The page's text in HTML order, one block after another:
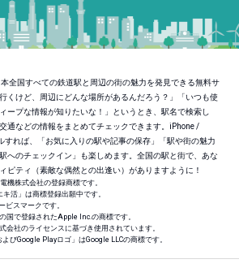
全国すべての鉄道駅と周辺の街の魅力を発見できる無料サ
くけど、周辺にどんな場所があるんだろう？」「いつも使
ープな情報が知りたいな！」というとき、駅名で検索し
通などの情報をまとめてチェックできます。iPhone /
れば、「お気に入りの駅や記事の保存」「駅や街の魅力
へのチェックイン」も楽しめます。全国の駅と街で、あな
ピティ（素敵な偶然との出逢い）がありますように！
機株式会社の登録商標です。
活」は商標登録出願中です。
ビスマークです。
国で登録されたApple Inc.の商標です。
会社のライセンスに基づき使用されています。
よびGoogle Playロゴ」はGoogle LLCの商標です。